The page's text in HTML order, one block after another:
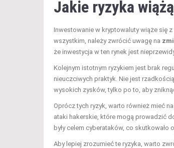
Jakie ryzyka
Inwestowanie w kryptowaluty wiąże się z
wszystkim, należy zwrócić uwagę na
że inwestycja w ten rynek jest
Kolejnym istotnym ryzykiem jest brak
nieuczciwych praktyk. Nie jest
wysokich zysków, tylko po to, aby
Oprócz tych ryzyk, warto również mieć
ataki hakerskie, które mogą prowadzić
były celem cyberataków, co
Aby lepiej zrozumieć te ryzyka, warto